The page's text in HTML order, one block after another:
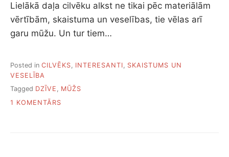
Lielākā daļa cilvēku alkst ne tikai pēc materiālām
vērtībām, skaistuma un veselības, tie vēlas arī
garu mūžu. Un tur tiem…
Posted in CILVĒKS INTERESANTI
SKAISTUMS UN
VESELĪBA
Tagged DZĪVE , MŪŽS
1 KOMENTĀRS